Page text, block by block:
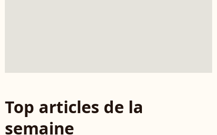
Top articles de la
semaine